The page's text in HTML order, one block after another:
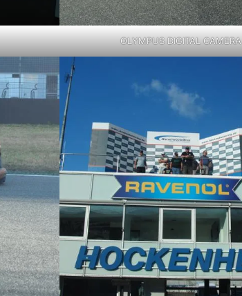
OLYMPUS DIGITAL CAMERA